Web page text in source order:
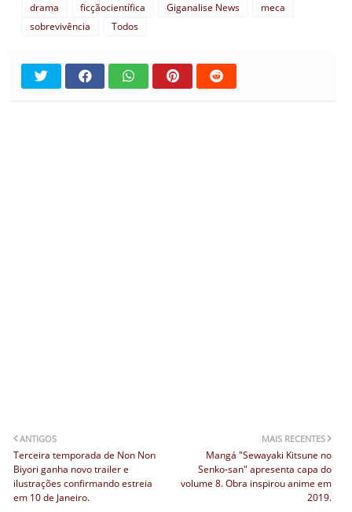
drama ficçãocientífica Giganalise News
meca
sobrevivência
Todos
MAIS RECENTES
Mangá "Sewayaki Kitsune no
Senko-san" apresenta capa do
volume 8. Obra inspirou anime em
2019.
ANTIGOS
Terceira temporada de Non Non
Biyori ganha novo trailer e
ilustrações confirmando estreia
em 10 de Janeiro.